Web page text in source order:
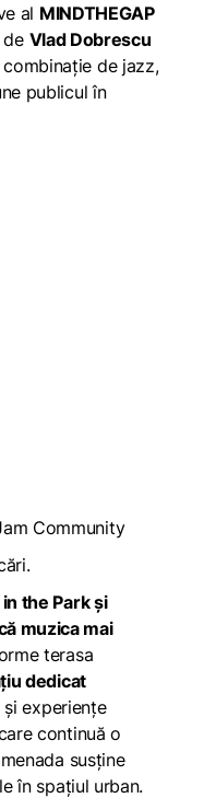
al MINDTHEGAP
de Vlad Dobrescu
de jazz,
publicul în
Community
the Park și
muzica mai
terasa
dedicat
experiențe
continuă o
susține
în spațiul urban.